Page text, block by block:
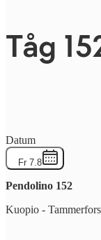
Tåg
Datum
Fr 7.8
Pendolino 152
Kuopio - Tammerfors